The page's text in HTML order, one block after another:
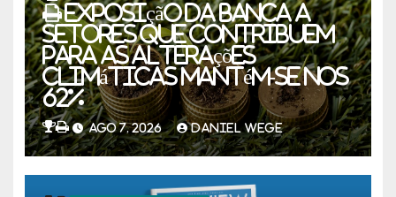
Exposição da banca a
setores que contribuem
para as alterações
climáticas mantém-se nos
62%
AGO 7, 2026 DANIEL WEGE